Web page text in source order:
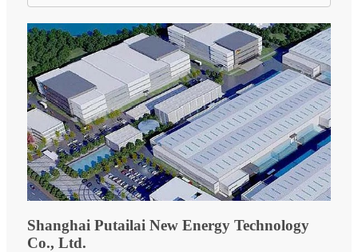
Shanghai Putailai New Energy Technology
Co., Ltd.